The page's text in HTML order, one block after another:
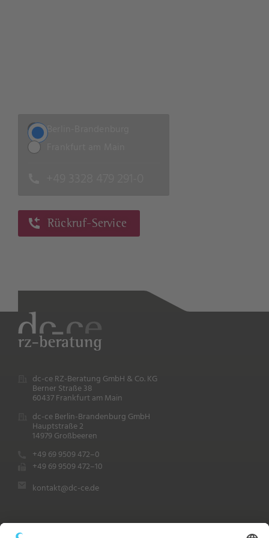
Berlin-Brandenburg
Rückruf-Service
dc-ce RZ-Beratung GmbH & Co. KG
Berner Straße 38
60437 Frankfurt am Main
dc-ce Berlin-Brandenburg GmbH
Hauptstraße 2
14979 Großbeeren
+49 69 9509 472–0
+49 69 9509 472–10
kontakt@dc-ce.de